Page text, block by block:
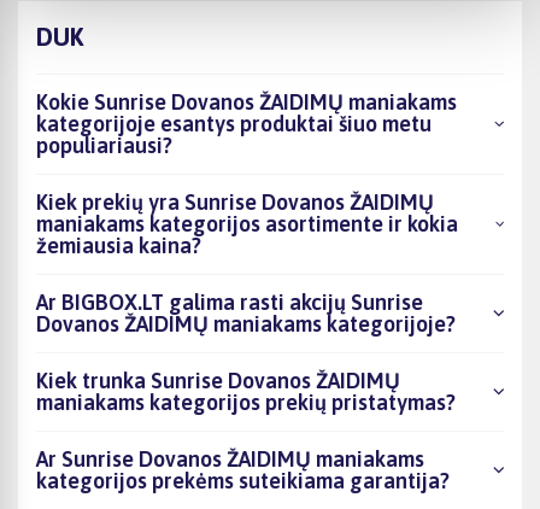
DUK
Kokie Sunrise Dovanos ŽAIDIMŲ maniakams
kategorijoje esantys produktai šiuo metu
populiariausi?
Kiek prekių yra Sunrise Dovanos ŽAIDIMŲ
maniakams kategorijos asortimente ir kokia
žemiausia kaina?
Ar BIGBOX.LT galima rasti akcijų Sunrise
Dovanos ŽAIDIMŲ maniakams kategorijoje?
Kiek trunka Sunrise Dovanos ŽAIDIMŲ
maniakams kategorijos prekių pristatymas?
Ar Sunrise Dovanos ŽAIDIMŲ maniakams
kategorijos prekėms suteikiama garantija?